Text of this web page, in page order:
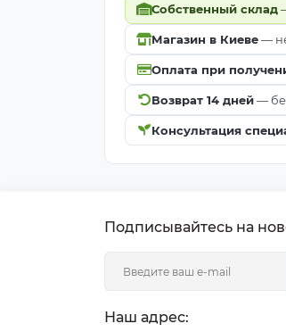
Собственный склад
Магазин в Киеве—
Оплата при
Возврат 14 дней—
Консультация
Подписывайтесь на
Наш адрес: